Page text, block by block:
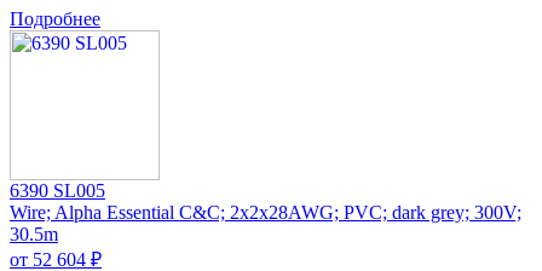
Подробнее
6390 SL005
Wire; Alpha Essential C&C; 2x2x28AWG; PVC; dark grey; 300V;
30.5m
от 52 604 ₽